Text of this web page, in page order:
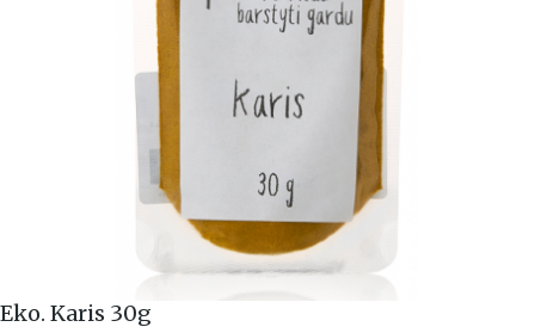
Eko. Karis 30g